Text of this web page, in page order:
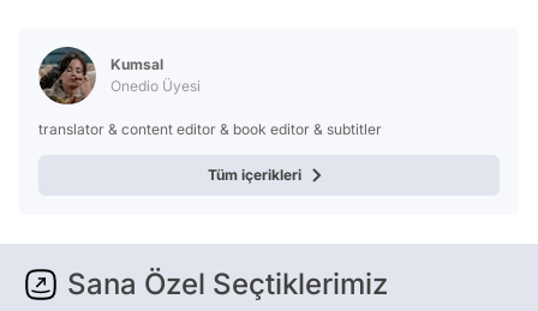
Kumsal
Onedio Üyesi
translator & content editor & book editor & subtitler
Tüm içerikleri
Sana Özel Seçtiklerimiz